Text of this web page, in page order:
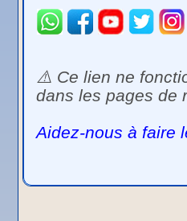
⚠️ Ce lien ne
dans les pages de
Aidez-nous à faire